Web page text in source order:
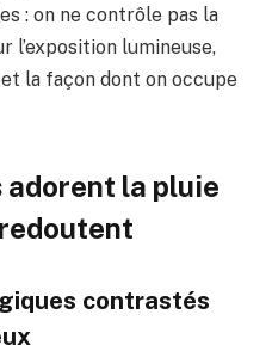
: on ne contrôle pas la
l’exposition lumineuse,
la façon dont on occupe
la pluie
contrastés